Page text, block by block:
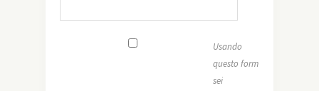
Usando
questo form
sei